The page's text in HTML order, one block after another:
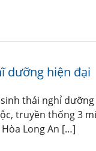
dưỡng hiện đại
thái nghỉ
truyền thống 3
Long An […]